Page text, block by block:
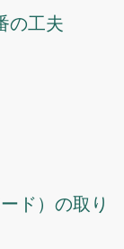
の工夫
ド）の取り